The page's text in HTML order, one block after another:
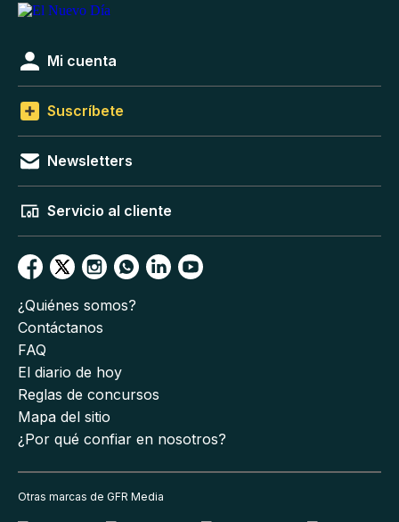
Mi cuenta
Suscríbete
Newsletters
Servicio al cliente
¿Quiénes somos?
Contáctanos
FAQ
El diario de hoy
Reglas de concursos
Mapa del sitio
¿Por qué confiar en nosotros?
Otras marcas de GFR Media